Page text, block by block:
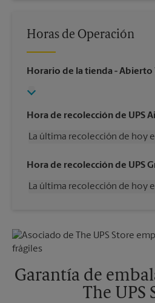
Horas de Operación
Horario de la tienda - Abierto
Hora de recolección de UPS
La última recolección de hoy
Miércoles
5:00 PM
Viernes
5:00 PM
Hora de recolección de UPS
La última recolección de hoy
Viernes
5:00 PM
Sábado
Lunes
5:00 PM
5:00 PM
Garantía de
The UPS